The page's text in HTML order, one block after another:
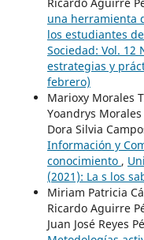
una herramienta
los estudiantes
Sociedad: Vol. 12
estrategias y
febrero)
Marioxy Morales
Yoandrys Morales
Dora Silvia
Información y
conocimiento ,
(2021): La s los
Miriam Patricia
Ricardo Aguirre
Juan José Reyes